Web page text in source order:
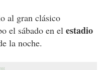
al gran clásico
el sábado en el estadio
la noche.